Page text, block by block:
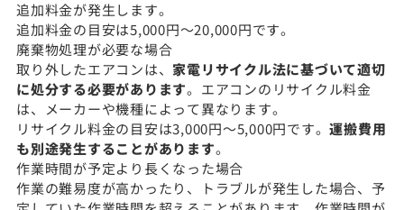
追加料金が発生します。
追加料金の目安は5,000円〜20,000円です。
廃棄物処理が必要な場合
取り外したエアコンは、 家電リサイクル法に基づいて適切
に処分する必要があります。エアコンのリサイクル料金
は、メーカーや機種によって異なります。
リサイクル料金の目安は3,000円〜5,000円です。運搬費用
も別途発生することがあります。
作業時間が予定より長くなった場合
作業の難易度が高かったり、トラブルが発生した場合、予